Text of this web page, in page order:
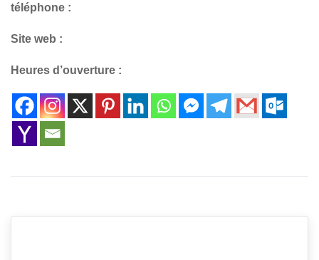
téléphone :
Site web :
Heures d’ouverture :